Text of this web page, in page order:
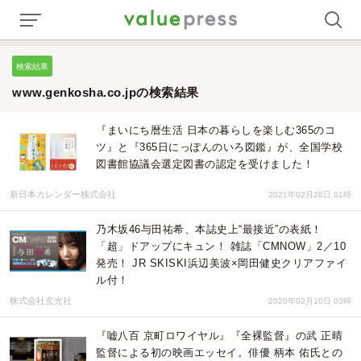
検索結果
www.genkosha.co.jpの検索結果
『まいにち暦生活 日本の暮らしを楽しむ365のコ
ツ』と『365日にっぽんのいろ図鑑』が、全国学校
図書館協議会選定図書の認定を受けました！
新日本カレンダー株式会社 2021年02月26日 01時
乃木坂46与田祐希、本誌史上“最接近”の表紙！
「超」ドアップにキュン！ 雑誌「CMNOW」2／10
発売！ JR SKISKI浜辺美波×岡田健史クリアファイ
ル付！
株式会社玄光社 2020年02月10日 03時
『嘘八百 京町ロワイヤル』『全裸監督』の武 正晴
監督による初の映画エッセイ。俳優 柄本 佑氏との